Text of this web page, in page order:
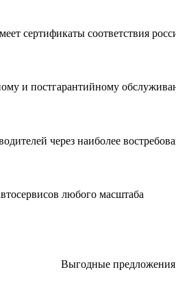
сертификаты соответствия
и постгарантийному
через наиболее
любого масштаба
Выгодные предложения